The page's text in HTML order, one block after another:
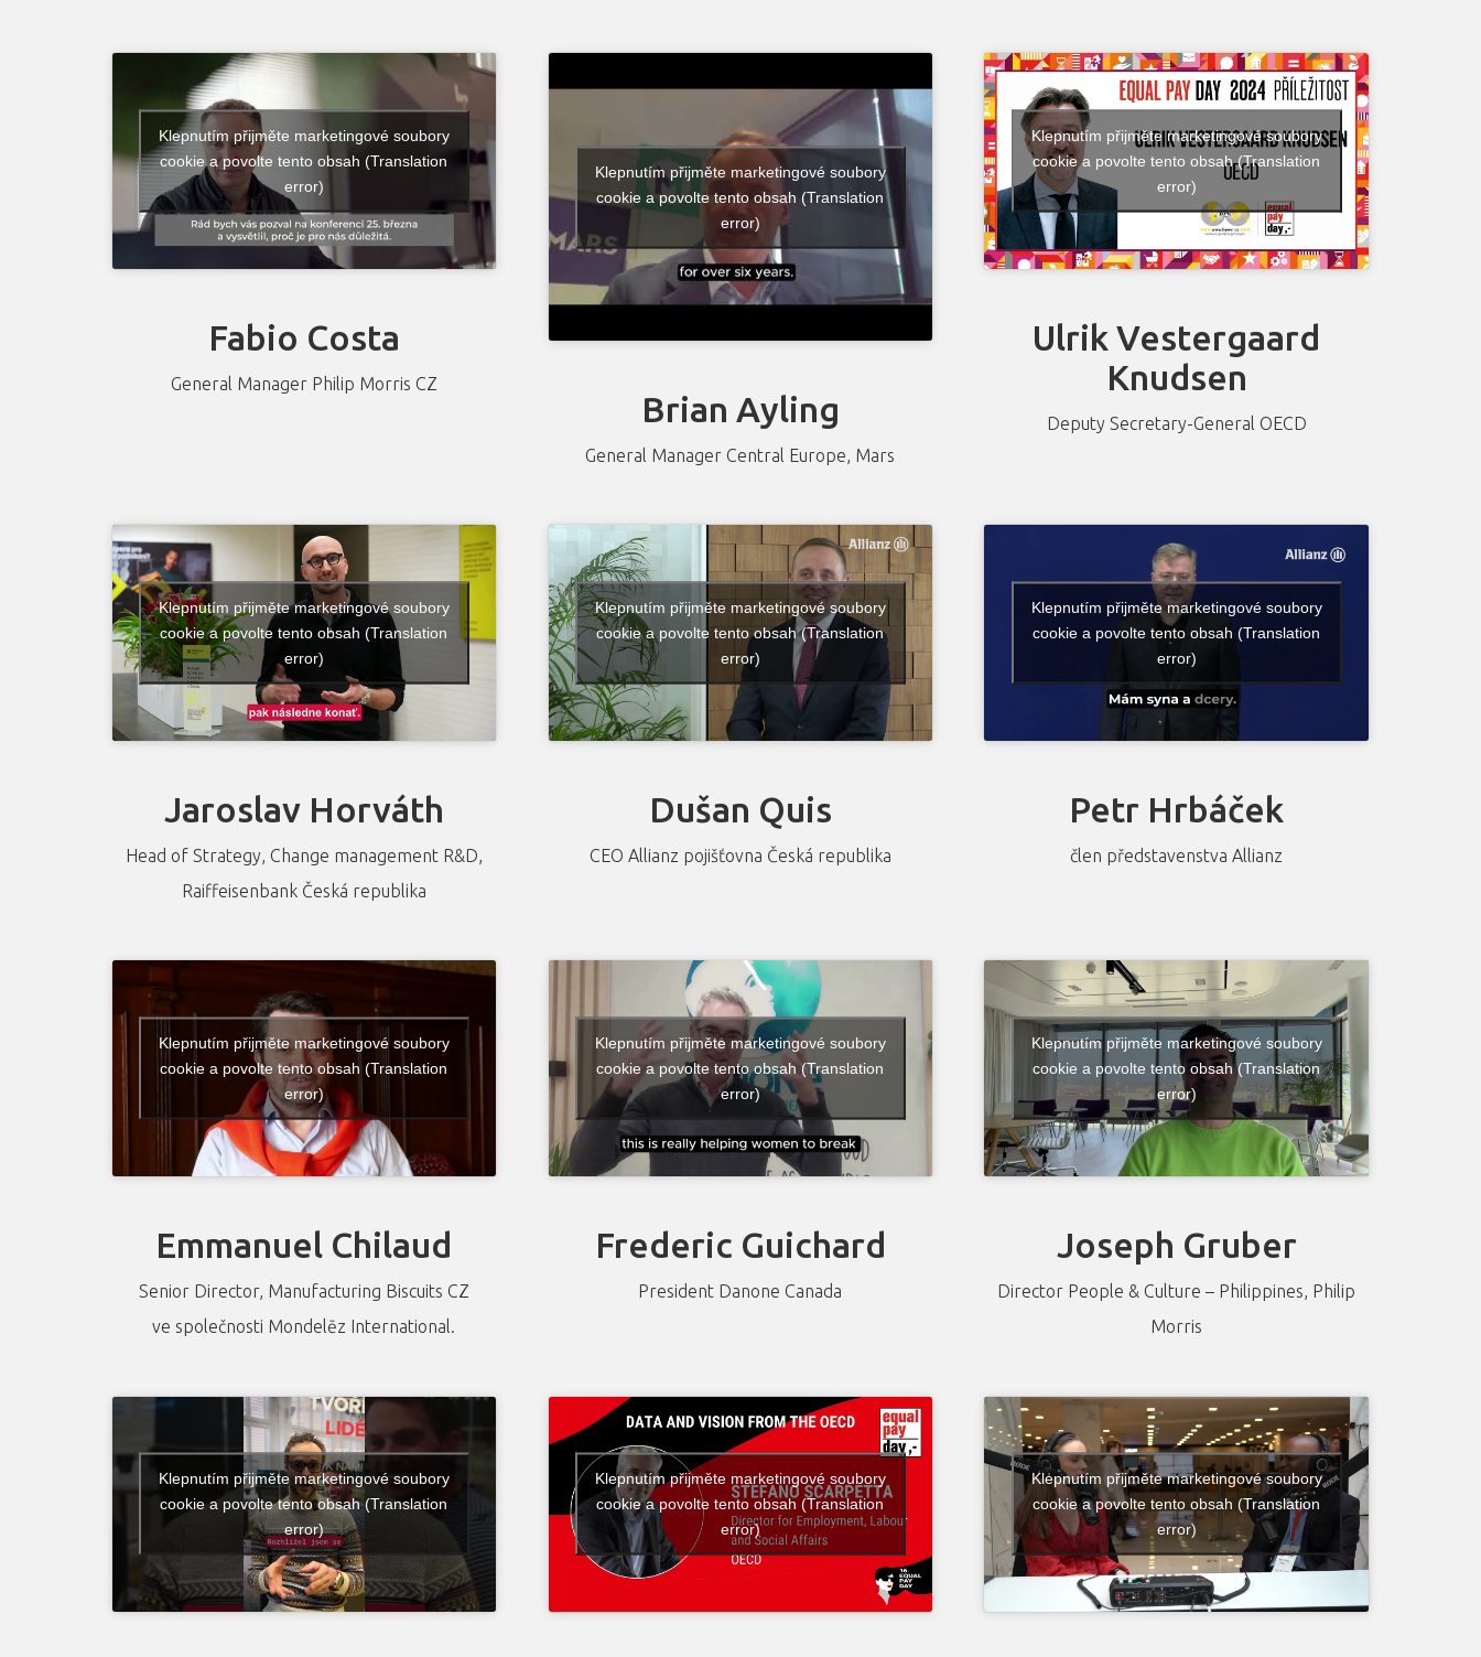
Klepnutím přijměte marketingové soubory
cookie a povolte tento obsah (Translation
error)
Fabio Costa
General Manager Philip Morris CZ
Klepnutím přijměte marketingové soubory
cookie a povolte tento obsah (Translation
error)
Brian Ayling
General Manager Central Europe, Mars
Klepnutím přijměte marketingové soubory
cookie a povolte tento obsah (Translation
error)
Ulrik Vestergaard
Knudsen
Deputy Secretary-General OECD
Klepnutím přijměte marketingové soubory
cookie a povolte tento obsah (Translation
error)
Jaroslav Horváth
Head of Strategy, Change management R&D,
Raiffeisenbank Česká republika
Klepnutím přijměte marketingové soubory
cookie a povolte tento obsah (Translation
error)
Dušan Quis
CEO Allianz pojišťovna Česká republika
Klepnutím přijměte marketingové soubory
cookie a povolte tento obsah (Translation
error)
Petr Hrbáček
člen představenstva Allianz
Klepnutím přijměte marketingové soubory
cookie a povolte tento obsah (Translation
error)
Emmanuel Chilaud
Senior Director, Manufacturing Biscuits CZ
ve společnosti Mondelēz International.
Klepnutím přijměte marketingové soubory
cookie a povolte tento obsah (Translation
error)
Frederic Guichard
President Danone Canada
Klepnutím přijměte marketingové soubory
cookie a povolte tento obsah (Translation
error)
Joseph Gruber
Director People & Culture – Philippines, Philip
Morris
Klepnutím přijměte marketingové soubory
cookie a povolte tento obsah (Translation
error)
Klepnutím přijměte marketingové soubory
cookie a povolte tento obsah (Translation
error)
Klepnutím přijměte marketingové soubory
cookie a povolte tento obsah (Translation
error)